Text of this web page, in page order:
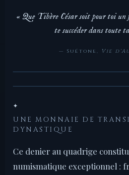
« Que Tibère César soit pour toi
te succéder dans toute
— Suétone, Vie
✦
UNE MONNAIE DE
DYNASTIQUE
Ce denier au quadrige
numismatique exceptionnel :